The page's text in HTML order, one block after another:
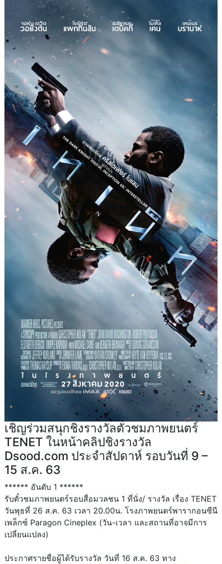
เชิญร่วมสนุกชิงรางวัลตั๋วชมภาพยนตร์
TENET ในหน้าคลิปชิงรางวัล
Dsood.com ประจำสัปดาห์ รอบวันที่ 9 –
15 ส.ค. 63
****** อันดับ 1 ******
รับตั๋วชมภาพยนตร์รอบสื่อมวลชน 1 ที่นั่ง/ รางวัล เรื่อง TENET
วันพุธที่ 26 ส.ค. 63 เวลา 20.00น. โรงภาพยนตร์พารากอนซีนี
เพล็กซ์ Paragon Cineplex (วัน-เวลา และสถานที่อาจมีการ
เปลี่ยนแปลง)
ประกาศรายชื่อผู้ได้รับรางวัล วันที่ 16 ส.ค. 63 ทาง